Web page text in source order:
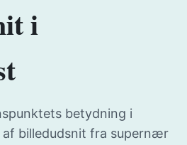
i
betydning i
billedudsnit fra supernær